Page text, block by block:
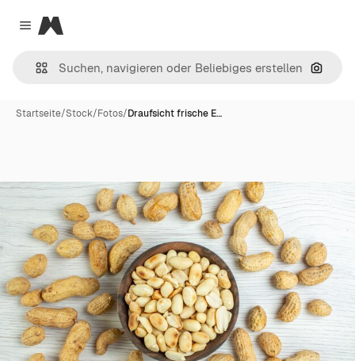
Close menu
Magnific
Nach
Startseite/Stock/Fotos/Draufsicht frische E…